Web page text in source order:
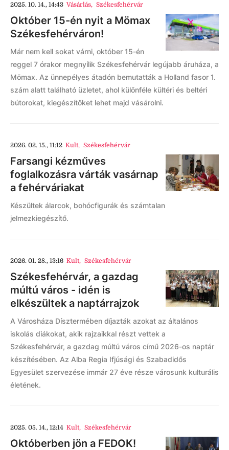
2025. 10. 14., 14:43 Vásárlás, Székesfehérvár
Október 15-én nyit a Mömax
Székesfehérváron!
Már nem kell sokat várni, október 15-én
reggel 7 órakor megnyílik Székesfehérvár legújabb áruháza, a
Mömax. Az ünnepélyes átadón bemutatták a Holland fasor 1.
szám alatt található üzletet, ahol különféle kültéri és beltéri
bútorokat, kiegészítőket lehet majd vásárolni.
2026. 02. 15., 11:12 Kult, Székesfehérvár
Farsangi kézműves
foglalkozásra várták vasárnap
a fehérváriakat
Készültek álarcok, bohócfigurák és számtalan
jelmezkiegészítő.
2026. 01. 28., 13:16 Kult, Székesfehérvár
Székesfehérvár, a gazdag
múltú város - idén is
elkészültek a naptárrajzok
A Városháza Dísztermében díjazták azokat az általános
iskolás diákokat, akik rajzaikkal részt vettek a
Székesfehérvár, a gazdag múltú város című 2026-os naptár
készítésében. Az Alba Regia Ifjúsági és Szabadidős
Egyesület szervezése immár 27 éve része városunk kulturális
életének.
2025. 05. 14., 12:14 Kult, Székesfehérvár
Októberben jön a FEDOK!